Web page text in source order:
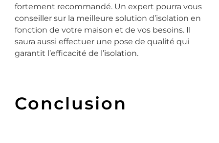
fortement recommandé. Un expert pourra vous
conseiller sur la meilleure solution d’isolation en
fonction de votre maison et de vos besoins. Il
saura aussi effectuer une pose de qualité qui
garantit l’efficacité de l’isolation.
Conclusion